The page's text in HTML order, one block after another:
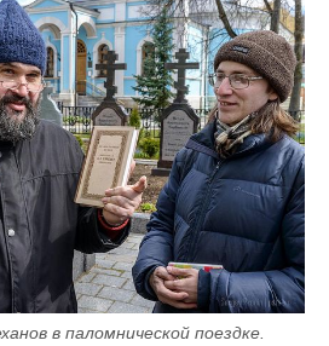
в паломнической поездке.